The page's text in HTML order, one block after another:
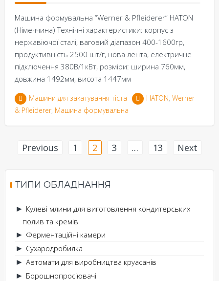
Машина формувальна “Werner & Pfleiderer” HATON
(Німеччина) Технічні характеристики: корпус з
нержавіючої сталі, ваговий діапазон 400-1600гр,
продуктивність 2500 шт/г, нова лента, електричне
підключення 380В/1кВт, розміри: ширина 760мм,
довжина 1492мм, висота 1447мм
Машини для закатування тіста HATON, Werner
& Pfleiderer, Машина формувальна
Posts
Previous 1 2 3 … 13 Next
ТИПИ ОБЛАДНАННЯ
► Кулеві млини для виготовлення кондитерських
полив та кремів
► Ферментаційні камери
► Сухародробилка
► Автомати для виробництва круасанів
► Борошнопросіювачі